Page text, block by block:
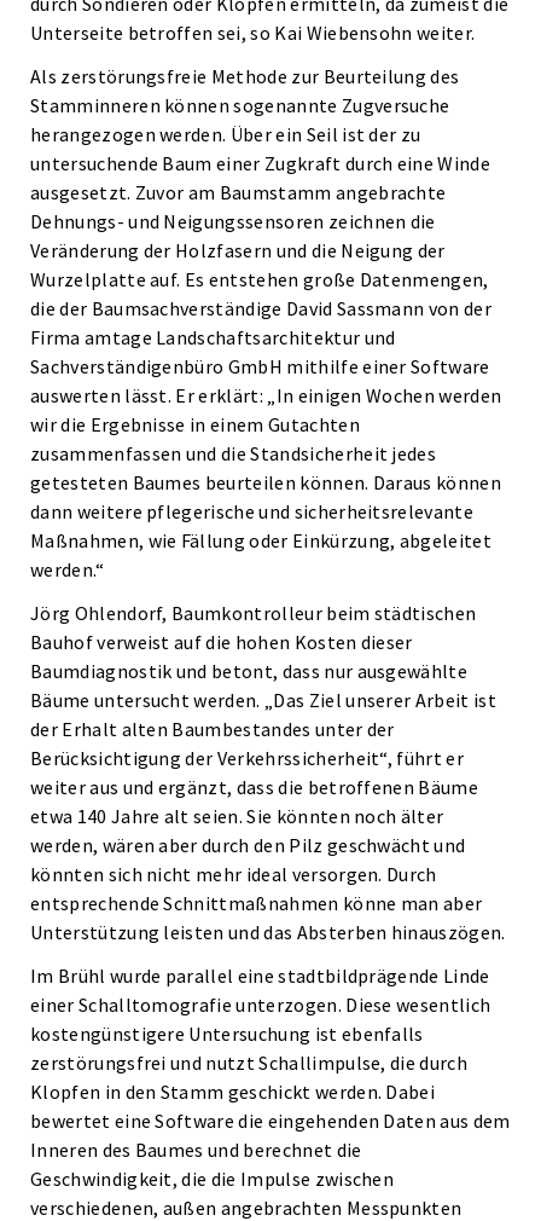
Unterseite betroffen sei, so Kai Wiebensohn weiter.
Als zerstörungsfreie Methode zur Beurteilung des
Stamminneren können sogenannte Zugversuche
herangezogen werden. Über ein Seil ist der zu
untersuchende Baum einer Zugkraft durch eine Winde
ausgesetzt. Zuvor am Baumstamm angebrachte
Dehnungs- und Neigungssensoren zeichnen die
Veränderung der Holzfasern und die Neigung der
Wurzelplatte auf. Es entstehen große Datenmengen,
die der Baumsachverständige David Sassmann von der
Firma amtage Landschaftsarchitektur und
Sachverständigenbüro GmbH mithilfe einer Software
auswerten lässt. Er erklärt: „In einigen Wochen werden
wir die Ergebnisse in einem Gutachten
zusammenfassen und die Standsicherheit jedes
getesteten Baumes beurteilen können. Daraus können
dann weitere pflegerische und sicherheitsrelevante
Maßnahmen, wie Fällung oder Einkürzung, abgeleitet
werden.“
Jörg Ohlendorf, Baumkontrolleur beim städtischen
Bauhof verweist auf die hohen Kosten dieser
Baumdiagnostik und betont, dass nur ausgewählte
Bäume untersucht werden. „Das Ziel unserer Arbeit ist
der Erhalt alten Baumbestandes unter der
Berücksichtigung der Verkehrssicherheit“, führt er
weiter aus und ergänzt, dass die betroffenen Bäume
etwa 140 Jahre alt seien. Sie könnten noch älter
werden, wären aber durch den Pilz geschwächt und
könnten sich nicht mehr ideal versorgen. Durch
entsprechende Schnittmaßnahmen könne man aber
Unterstützung leisten und das Absterben hinauszögen.
Im Brühl wurde parallel eine stadtbildprägende Linde
einer Schalltomografie unterzogen. Diese wesentlich
kostengünstigere Untersuchung ist ebenfalls
zerstörungsfrei und nutzt Schallimpulse, die durch
Klopfen in den Stamm geschickt werden. Dabei
bewertet eine Software die eingehenden Daten aus dem
Inneren des Baumes und berechnet die
Geschwindigkeit, die die Impulse zwischen
verschiedenen, außen angebrachten Messpunkten